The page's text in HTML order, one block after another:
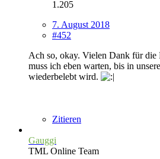
1.205
7. August 2018
#452
Ach so, okay. Vielen Dank für die
muss ich eben warten, bis in
wiederbelebt wird.
Zitieren
Gauggi
TML Online Team